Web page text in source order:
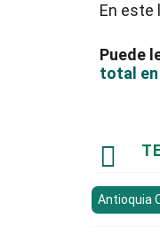
En este
Puede
total

Antioquia